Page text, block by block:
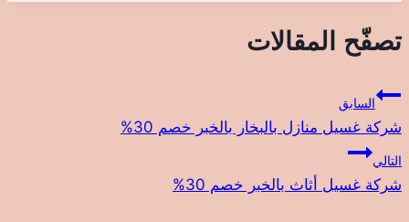
تصفّح المقالات
السابق
شركة غسيل منازل بالبخار بالخبر خصم 30%
التالي
شركة غسيل أثاث بالخبر خصم 30%